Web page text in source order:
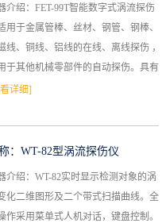
介绍：FET-99T智能数字式涡流探伤
用于金属管棒、丝材、钢管、钢棒、
线、铜线、铝线的在线、离线探伤 ，
于其他机械零部件的自动探伤。具有
独立的测试通道，可驱动由和差动线
详细]
： WT-82型涡流探伤仪
介绍：WT-82实时显示检测对象的涡
化二维图形及二个带式扫描曲线。全
作采用菜单式人机对话，键盘控制。